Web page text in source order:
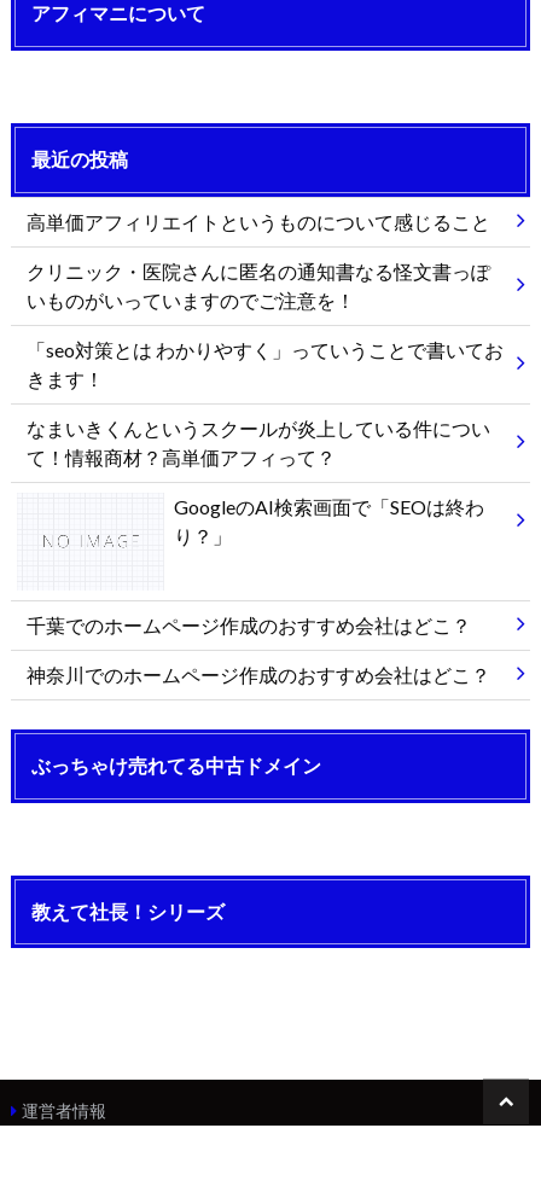
アフィマニについて
最近の投稿
高単価アフィリエイトというものについて感じること
クリニック・医院さんに匿名の通知書なる怪文書っぽ
いものがいっていますのでご注意を！
「seo対策とは わかりやすく」っていうことで書いてお
きます！
なまいきくんというスクールが炎上している件につい
て！情報商材？高単価アフィって？
GoogleのAI検索画面で「SEOは終わ
り？」
千葉でのホームページ作成のおすすめ会社はどこ？
神奈川でのホームページ作成のおすすめ会社はどこ？
ぶっちゃけ売れてる中古ドメイン
教えて社長！シリーズ
運営者情報